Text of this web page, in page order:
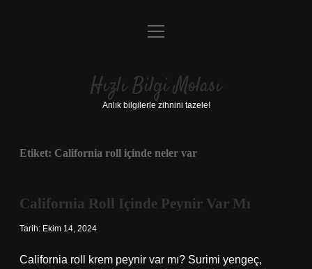
Anasayfa
Yasal Uyarı
menüyü
Hızlı Bilgi Molası
Anlık bilgilerle zihnini tazele!
Etiket: California roll içinde neler var
California Roll Içinde Peynir Var Mı
Tarih: Ekim 14, 2024
California roll krem peynir var mı? Surimi yengeç,